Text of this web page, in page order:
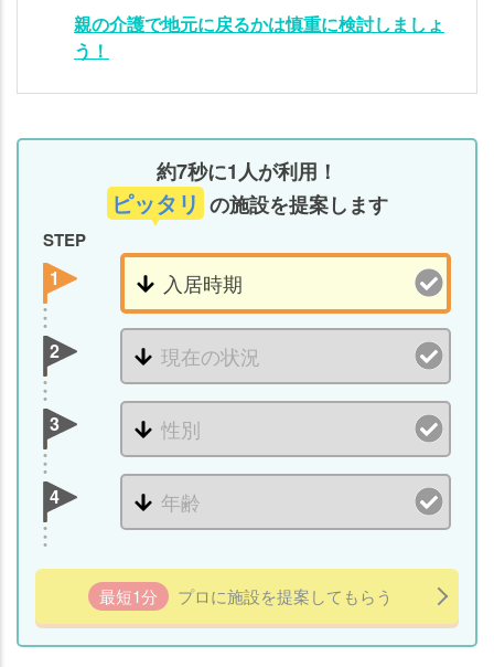
親の介護で地元に戻るかは慎重に検討しましょ
う！
約7秒に1人が利用！
ピッタリ の施設を提案します
STEP
1
2
3
4
最短1分 プロに施設を提案してもらう
地
戻
距
離
で
護
け
め
ト